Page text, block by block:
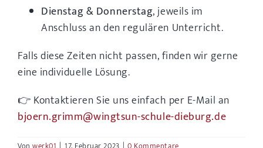
Dienstag & Donnerstag, jeweils im
Anschluss an den regulären Unterricht.
Falls diese Zeiten nicht passen, finden wir gerne
eine individuelle Lösung.
👉 Kontaktieren Sie uns einfach per E-Mail an
bjoern.grimm@wingtsun-schule-dieburg.de